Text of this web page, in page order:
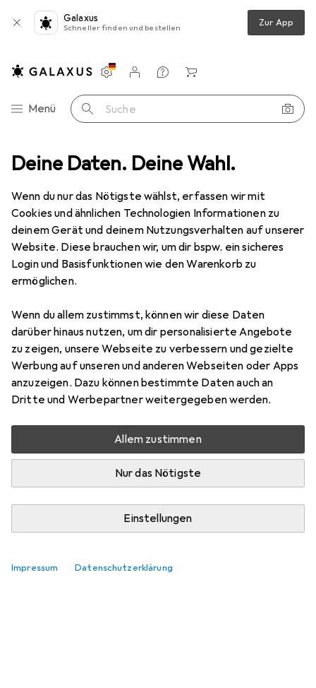
Deine Daten. Deine Wahl.
Wenn du nur das Nötigste wählst, erfassen wir mit
Cookies und ähnlichen Technologien Informationen zu
deinem Gerät und deinem Nutzungsverhalten auf unserer
Website. Diese brauchen wir, um dir bspw. ein sicheres
Login und Basisfunktionen wie den Warenkorb zu
ermöglichen.
Wenn du allem zustimmst, können wir diese Daten
darüber hinaus nutzen, um dir personalisierte Angebote
zu zeigen, unsere Webseite zu verbessern und gezielte
Werbung auf unseren und anderen Webseiten oder Apps
anzuzeigen. Dazu können bestimmte Daten auch an
Dritte und Werbepartner weitergegeben werden.
Allem zustimmen
Nur das Nötigste
Einstellungen
Impressum Datenschutzerklärung
Galaxus
Schneller finden und bestellen Zur App
Navigation nach Kategorien
Menü Suche
Einstellungen
Kundenkonto
Vergleichslisten
Merklisten
Warenkorb
Baumarkt + Garten Fahrzeug Motorradausrüstung
Motorradausrüstung
EntdeckenForum
Diskussionen in Motorradausrüstung
Diskussion starten
Die Galaxus Community freut sich auf deinen